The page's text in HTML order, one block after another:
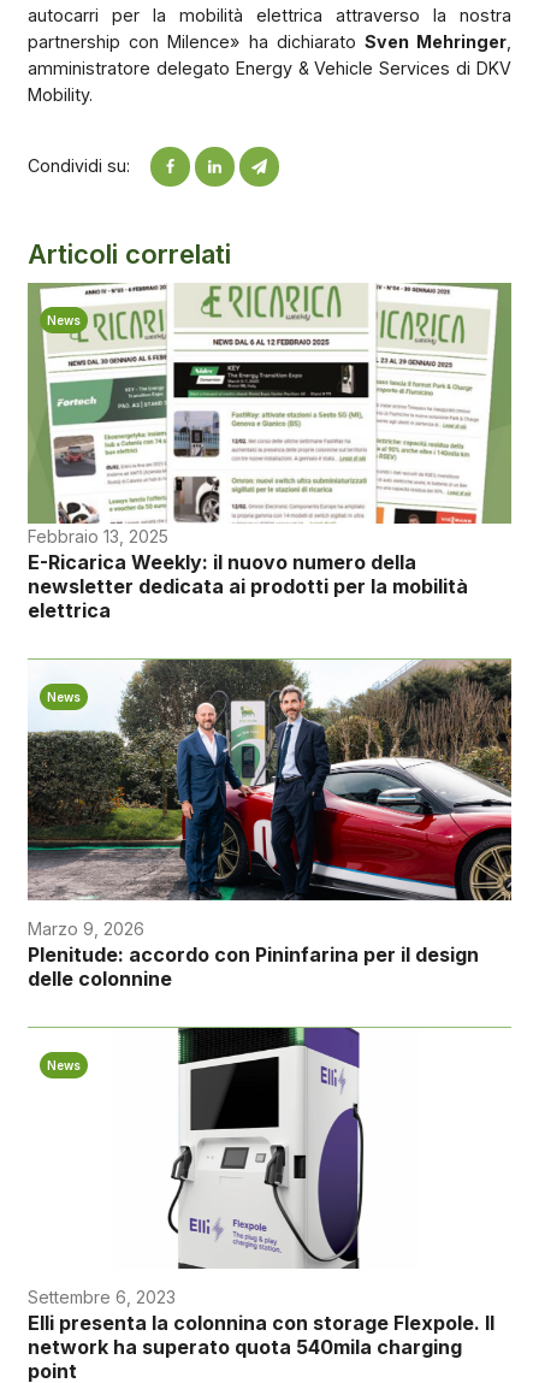
autocarri per la mobilità elettrica attraverso la nostra
partnership con Milence» ha dichiaratoSven Mehringer
amministratore delegato Energy & Vehicle Services di DKV
Mobility.
Condividi su:
Articoli correlati
News
Febbraio 13, 2025
E-Ricarica Weekly: il nuovo numero della
newsletter dedicata ai prodotti per la mobilità
elettrica
News
Marzo 9, 2026
Plenitude: accordo con Pininfarina per il design
delle colonnine
News
Settembre 6, 2023
Elli presenta la colonnina con storage Flexpole. Il
network ha superato quota 540mila charging
point